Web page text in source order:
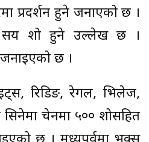
प्रदर्शन हुने जनाएको छ ।
सय शो हुने उल्लेख छ ।
छ ।
रिडिङ, रेगल, भिलेज,
चेनमा ५०० शोसहित